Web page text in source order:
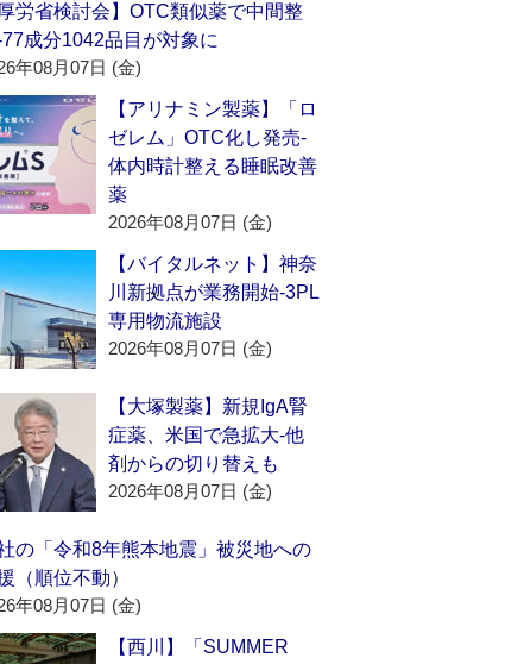
厚労省検討会】OTC類似薬で中間整
成分1042品目が対象に
年08月07日 (金)
【アリナミン製薬】「ロ
ゼレム」OTC化し発売‐
体内時計整える睡眠改善
薬
2026年08月07日 (金)
【バイタルネット】神奈
川新拠点が業務開始‐3PL
専用物流施設
2026年08月07日 (金)
【大塚製薬】新規IgA腎
症薬、米国で急拡大‐他
剤からの切り替えも
2026年08月07日 (金)
の「令和8年熊本地震」被災地への
（順位不動）
年08月07日 (金)
【西川】「SUMMER